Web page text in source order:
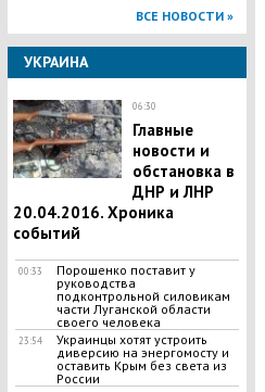
ВСЕ НОВОСТИ »
УКРАИНА
06:30
Главные
новости и
обстановка в
ДНР и ЛНР
20.04.2016. Хроника
событий
00:33
Порошенко поставит у
руководства
подконтрольной силовикам
части Луганской области
своего человека
23:54
Украинцы хотят устроить
диверсию на энергомосту и
оставить Крым без света из
России